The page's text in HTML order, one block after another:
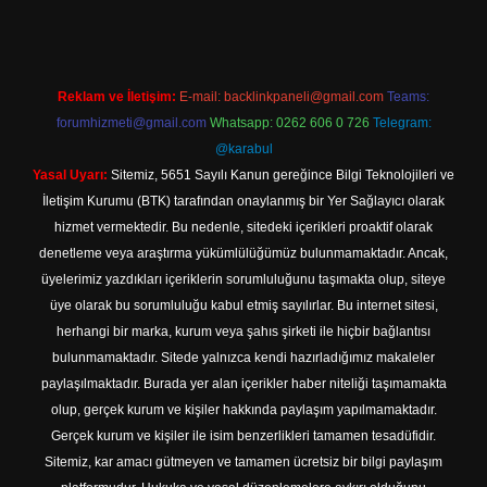
Reklam ve İletişim: E-mail: backlinkpaneli@gmail.com Teams:
forumhizmeti@gmail.com Whatsapp: 0262 606 0 726 Telegram:
@karabul
Yasal Uyarı: Sitemiz, 5651 Sayılı Kanun gereğince Bilgi Teknolojileri ve
İletişim Kurumu (BTK) tarafından onaylanmış bir Yer Sağlayıcı olarak
hizmet vermektedir. Bu nedenle, sitedeki içerikleri proaktif olarak
denetleme veya araştırma yükümlülüğümüz bulunmamaktadır. Ancak,
üyelerimiz yazdıkları içeriklerin sorumluluğunu taşımakta olup, siteye
üye olarak bu sorumluluğu kabul etmiş sayılırlar. Bu internet sitesi,
herhangi bir marka, kurum veya şahıs şirketi ile hiçbir bağlantısı
bulunmamaktadır. Sitede yalnızca kendi hazırladığımız makaleler
paylaşılmaktadır. Burada yer alan içerikler haber niteliği taşımamakta
olup, gerçek kurum ve kişiler hakkında paylaşım yapılmamaktadır.
Gerçek kurum ve kişiler ile isim benzerlikleri tamamen tesadüfidir.
Sitemiz, kar amacı gütmeyen ve tamamen ücretsiz bir bilgi paylaşım